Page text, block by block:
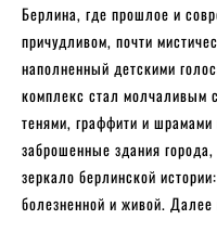
Берлина, где прошлое и
причудливом, почти
наполненный детскими
комплекс стал молчаливым
тенями, граффити и
заброшенные здания
зеркало берлинской
болезненной и живой. Далее